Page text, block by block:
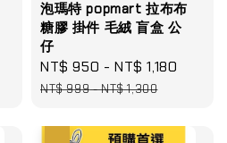
泡瑪特 popmart 拉布布
糖膠 掛件 毛絨 盲盒 公
仔
Sale
price
NT$ 950 -NT$ 1,180
NT$ 999-NT$ 1,300